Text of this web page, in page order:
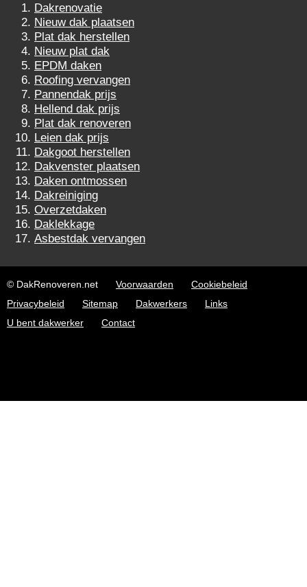
Dakrenovatie
Nieuw dak plaatsen
Plat dak herstellen
Nieuw plat dak
EPDM daken
Roofing vervangen
Pannendak prijs
Hellend dak prijs
Plat dak renoveren
Leien dak prijs
Dakgoot herstellen
Dakvenster plaatsen
Daken ontmossen
Dakreiniging
Overzetdaken
Daklekkage
Asbestdak vervangen
© DakRenoveren.net Voorwaarden
Cookiebeleid
Privacybeleid
Sitemap Dakwerkers
Links
U bent dakwerker
Contact